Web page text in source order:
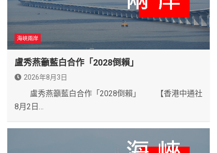
海峽兩岸
盧秀燕籲藍白合作「2028倒賴」
2026年8月3日
盧秀燕籲藍白合作「2028倒賴」 【香港中通社
8月2日…